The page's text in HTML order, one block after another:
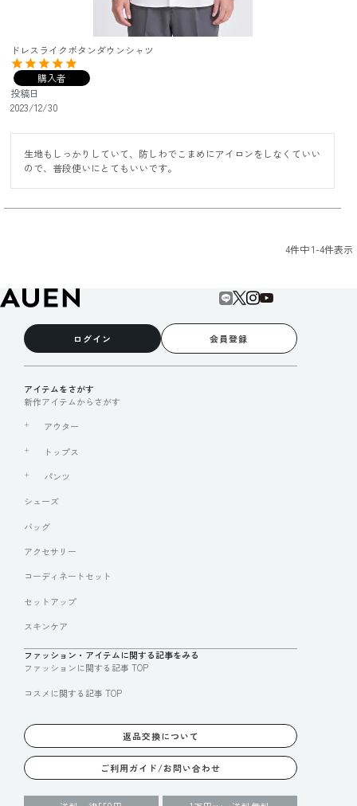
ドレスライクボタンダウンシャツ
購入者
投稿日
2023/12/30
生地もしっかりしていて、防しわでこまめにアイロンをしなくていい
ので、普段使いにとてもいいです。
4件中1-4件表示
ログイン 会員登録
アイテムをさがす
新作アイテムからさがす
アウター
トップス
パンツ
シューズ
バッグ
アクセサリー
コーディネートセット
セットアップ
スキンケア
ファッション・アイテムに関する記事をみる
ファッションに関する記事 TOP
コスメに関する記事 TOP
返品交換について
ご利用ガイド/お問い合わせ